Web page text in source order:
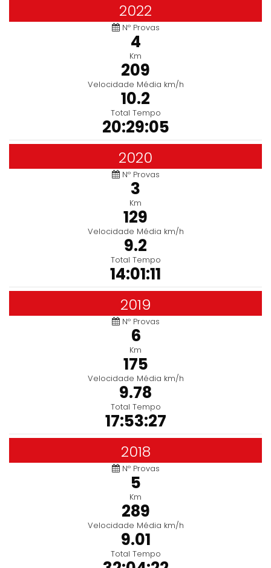
2022
Nº Provas
4
Km
209
Velocidade Média km/h
10.2
Total Tempo
20:29:05
2020
Nº Provas
3
Km
129
Velocidade Média km/h
9.2
Total Tempo
14:01:11
2019
Nº Provas
6
Km
175
Velocidade Média km/h
9.78
Total Tempo
17:53:27
2018
Nº Provas
5
Km
289
Velocidade Média km/h
9.01
Total Tempo